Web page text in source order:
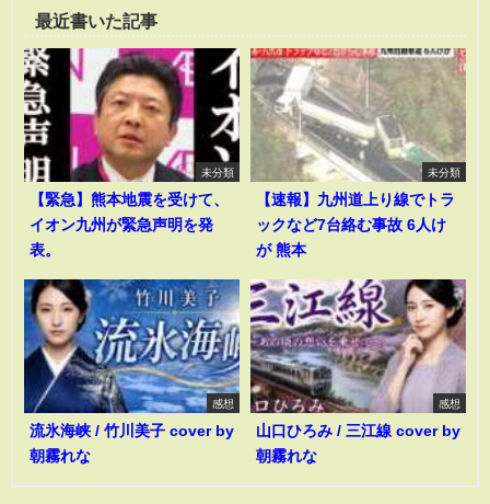
最近書いた記事
未分類
【緊急】熊本地震を受けて、
イオン九州が緊急声明を発
表。
未分類
【速報】九州道上り線でトラ
ックなど7台絡む事故 6人け
が 熊本
感想
流氷海峡 / 竹川美子 cover by
朝霧れな
感想
山口ひろみ / 三江線 cover by
朝霧れな